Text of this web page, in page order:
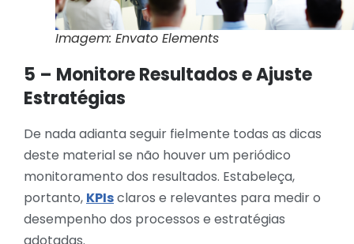
Imagem: Envato Elements
5 – Monitore Resultados e Ajuste
Estratégias
De nada adianta seguir fielmente todas as dicas
deste material se não houver um periódico
monitoramento dos resultados. Estabeleça,
portanto, KPIsclaros e relevantes para medir o
desempenho dos processos e estratégias